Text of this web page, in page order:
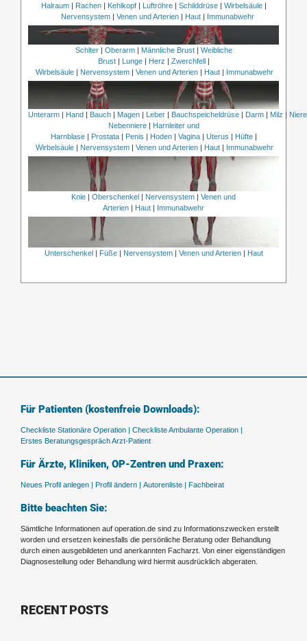
Halraum| Rachen| Kehlkopf| Luftröhre| Schilddrüse| Wirbelsäule|
Nervensystem | Venen und Arterien | Haut | Immunabwehr
Schlter| Oberarm| Männliche Brust| Weibliche
Brust| Lunge| Herz Zwerchfell
Wirbelsäule
Nervensystem Venen und Arterien Haut Immunabwehr
Unterarm| Hand Bauch| Magen| Leber| Bauchspeicheldrüse| Darm| Milz
Nebenniere|
Harnleiter und
Harnblase| Prostata| Penis Hoden| Vagina| Uterus Hüfte|
Wirbelsäule
Nervensystem Venen und Arterien Haut Immunabwehr
Knie | Oberschenkel | Nervensystem | Venen und
Arterien | Haut | Immunabwehr
Unterschenkel| Füße| Nervensystem| Venen und Arterien| Haut
Für Patienten (kostenfreie Downloads):
Checkliste Stationäre Operation | Checkliste Ambulante Operation |
Erstes Beratungsgespräch Arzt-Patient
Für Ärzte, Kliniken, OP-Zentren und Praxen:
Neues Profil anlegen | Profil ändern | Autorenliste | Fachbeirat
Bitte beachten Sie:
Sämtliche Informationen auf operation.de sind zu Informationszwecken erstellt
worden und ersetzen keinesfalls die persönliche Beratung oder Behandlung
durch einen ausgebildeten und anerkannten Facharzt. Von einer eigenständigen
Diagnosestellung oder Behandlung wird hiermit ausdrücklich abgeraten.
RECENT POSTS